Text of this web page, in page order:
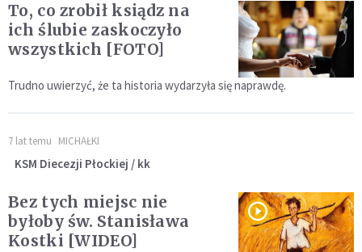
To, co zrobił ksiądz na
ich ślubie zaskoczyło
wszystkich [FOTO]
Trudno uwierzyć, że ta historia wydarzyła się naprawdę.
7 lat temu MICHAŁKI
KSM Diecezji Płockiej / kk
Bez tych miejsc nie
byłoby św. Stanisława
Kostki [WIDEO]